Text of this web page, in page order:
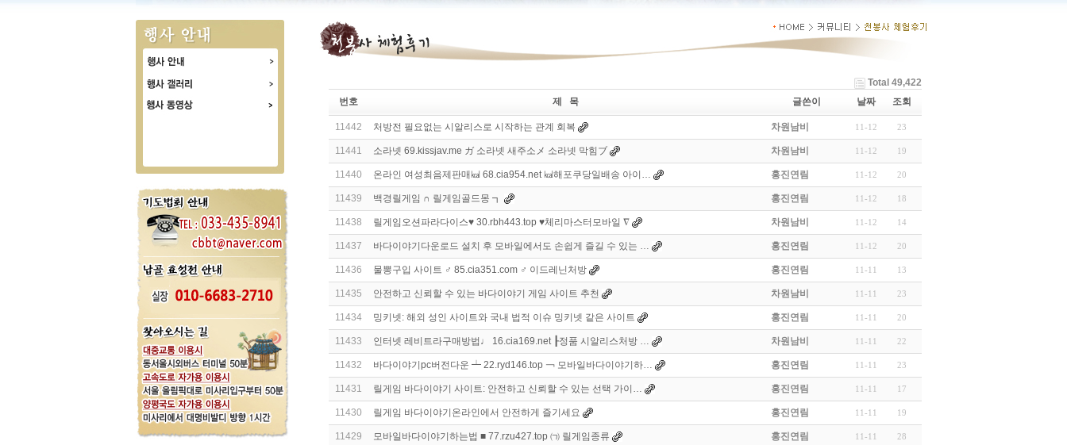
Total 49,422
번호
제 목 글쓴이 날짜 조회
11442 처방전 필요없는 시알리스로 시작하는 관계 회복 차원남비 11-12 23
11441 소라넷 69.kissjav.me ガ 소라넷 새주소メ 소라넷 막힘ブ 차원남비 11-12 19
11440 온라인 여성최음제판매㎉ 68.cia954.net ㎉해포쿠당일배송 아이… 홍진연림 11-12 20
11439 백경릴게임 ∩ 릴게임골드몽 ┓ 홍진연림 11-12 18
11438 릴게임오션파라다이스♥ 30.rbh443.top ♥체리마스터모바일 ∇ 차원남비 11-12 14
11437 바다이야기다운로드 설치 후 모바일에서도 손쉽게 즐길 수 있는 … 홍진연림 11-12 20
11436 물뽕구입 사이트 ♂ 85.cia351.com ♂ 이드레닌처방 홍진연림 11-11 13
11435 안전하고 신뢰할 수 있는 바다이야기 게임 사이트 추천 차원남비 11-11 23
11434 밍키넷: 해외 성인 사이트와 국내 법적 이슈 밍키넷 같은 사이트 홍진연림 11-11 20
11433 인터넷 레비트라구매방법♩ 16.cia169.net ┠정품 시알리스처방 … 차원남비 11-11 22
11432 바다이야기pc버전다운 ┷ 22.ryd146.top ￢ 모바일바다이야기하… 홍진연림 11-11 23
11431 릴게임 바다이야기 사이트: 안전하고 신뢰할 수 있는 선택 가이… 홍진연림 11-11 17
11430 릴게임 바다이야기온라인에서 안전하게 즐기세요 홍진연림 11-11 19
11429 모바일바다이야기하는법 ■ 77.rzu427.top ㈀ 릴게임종류 홍진연림 11-11 28